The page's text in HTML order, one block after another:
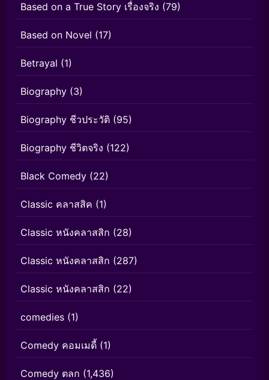
Based on a True Story เรื่องจริง (79)
Based on Novel (17)
Betrayal (1)
Biography (3)
Biography ชีวประวัติ (95)
Biography ชีวิตจริง (122)
Black Comedy (22)
Classic คลาสสิค (1)
Classic หนังคลาสสิก (28)
Classic หนังคลาสสิก (287)
Classic หนังคลาสสิก (22)
comedies (1)
Comedy คอมเมดี้ (1)
Comedy ตลก (1,436)